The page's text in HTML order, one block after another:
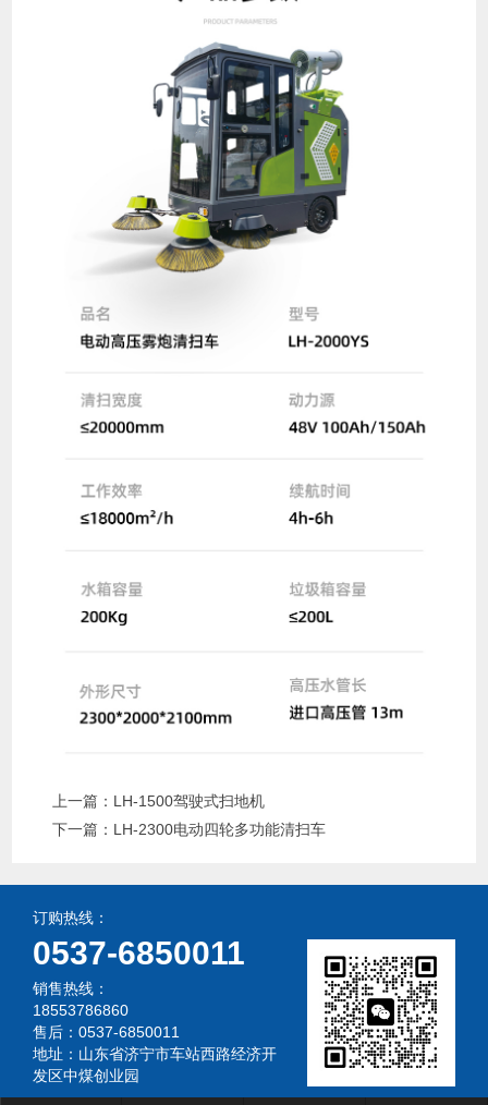
上一篇： LH-1500驾驶式扫地机
下一篇： LH-2300电动四轮多功能清扫车
订购热线：
0537-6850011
销售热线：
18553786860
售后：0537-6850011
地址：山东省济宁市车站西路经济开
发区中煤创业园